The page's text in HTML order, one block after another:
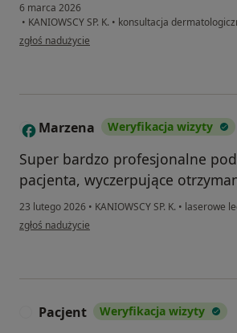
6 marca 2026
• KANIOWSCY SP. K. • konsultacja
w opinii użytkownika Astrid L.
zgłoś nadużycie
M Marzena Weryfikacja wizyty
Super bardzo profesjonalne
pacjenta, wyczerpujące
23 lutego 2026 • KANIOWSCY SP. K. • laserowe
w opinii użytkownika Marzena
zgłoś nadużycie
Pacjent Weryfikacja wizyty